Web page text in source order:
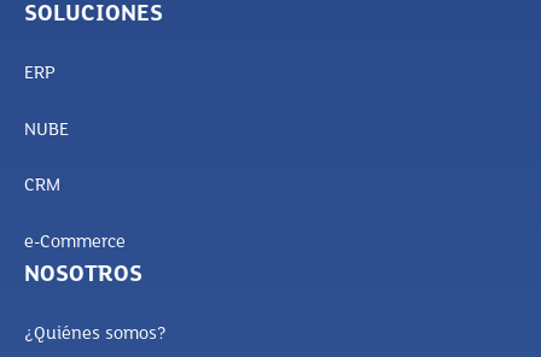
SOLUCIONES
ERP
NUBE
CRM
e-Commerce
NOSOTROS
¿Quiénes somos?